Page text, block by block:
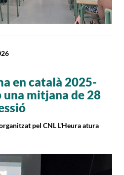
en català 2025-
una mitjana de 28
pel CNL L'Heura atura